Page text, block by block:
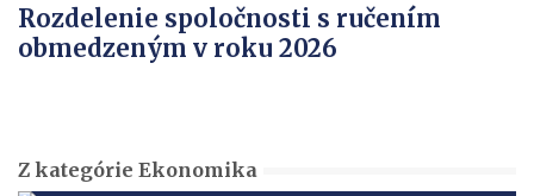
Rozdelenie spoločnosti s ručením
obmedzeným v roku 2026
Z kategórie Ekonomika